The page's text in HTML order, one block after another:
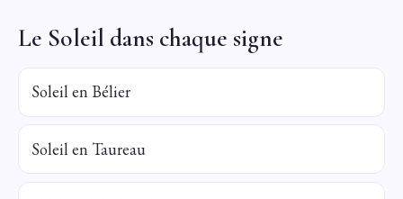
Le Soleil dans chaque signe
Soleil en Bélier
Soleil en Taureau